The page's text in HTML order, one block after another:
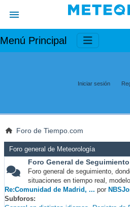
Menú Principal
Iniciar sesión
Foro de Tiempo.com
Foro general de Meteorología
Foro General de Seguimiento
Foro general de seguimiento,
situaciones en tiempo real,
Re:Comunidad de Madrid, ... por
Subforos